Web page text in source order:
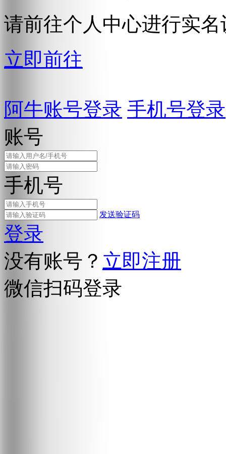
请前往个人中心进行实名
立即前往
阿牛账号登录 手机号登录
账号
手机号
发送验证码
登录
没有账号？ 立即注册
微信扫码登录